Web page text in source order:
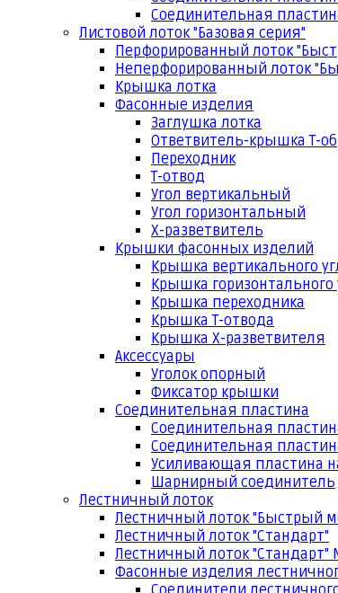
Соединительная
Листовой лоток "Базовая серия"
Перфорированный лоток
Неперфорированный лоток
Крышка лотка
Фасонные изделия
Заглушка лотка
Ответвитель-крышка Т-
Переходник
Т-отвод
Угол вертикальный
Угол горизонтальный
Х-разветвитель
Крышки фасонных изделий
Крышка вертикального
Крышка горизонтального
Крышка переходника
Крышка Т-отвода
Крышка Х-разветвителя
Аксессуары
Уголок опорный
Фиксатор крышки
Соединительная пластина
Соединительная
Соединительная
Усиливающая пластина
Шарнирный соединитель
Лестничный лоток
Лестничный лоток "Быстрый
Лестничный лоток "Стандарт"
Лестничный лоток "Стандарт"
Фасонные изделия